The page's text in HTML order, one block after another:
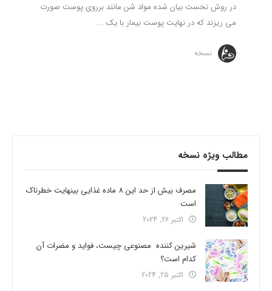
در روش نخست بیان شده مواد شن مانند برروی پوست صورت
می ریزند که در نهایت پوست بیمار با یک ...
نسخه
مطالب ویژه نسخه
مصرف بیش از حد این 8 ماده غذایی بینهایت خطرناک
است
اکتبر 26, 2024
شیرین کننده مصنوعی چیست، فواید و مضرات آن
کدام است؟
اکتبر 25, 2024